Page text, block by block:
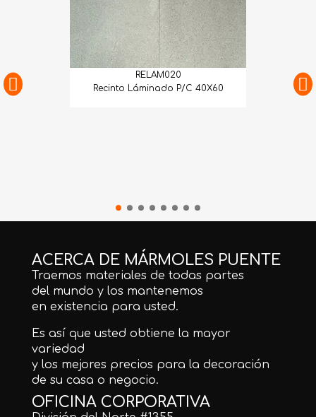
RELAM020
Recinto Láminado P/C 40X60
ACERCA DE MÁRMOLES PUENTE
Traemos materiales de todas partes
del mundo y los mantenemos
en existencia para usted.
Es así que usted obtiene la mayor
variedad
y los mejores precios para la decoración
de su casa o negocio.
OFICINA CORPORATIVA